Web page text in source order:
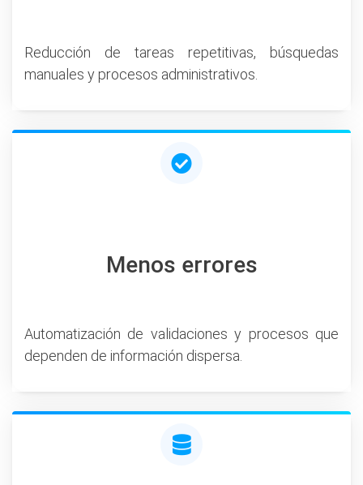
Reducción de tareas repetitivas, búsquedas
manuales y procesos administrativos.
Menos errores
Automatización de validaciones y procesos que
dependen de información dispersa.